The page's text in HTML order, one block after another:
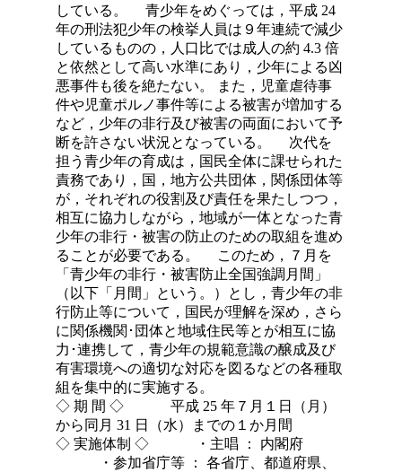
している。 青少年をめぐっては，平成 24
年の刑法犯少年の検挙人員は９年連続で減少
しているものの，人口比では成人の約 4.3 倍
と依然として高い水準にあり，少年による凶
悪事件も後を絶たない。 また，児童虐待事
件や児童ポルノ事件等による被害が増加する
など，少年の非行及び被害の両面において予
断を許さない状況となっている。 次代を
担う青少年の育成は，国民全体に課せられた
責務であり，国，地方公共団体，関係団体等
が，それぞれの役割及び責任を果たしつつ，
相互に協力しながら，地域が一体となった青
少年の非行・被害の防止のための取組を進め
ることが必要である。 このため，７月を
「青少年の非行・被害防止全国強調月間」
（以下「月間」という。）とし，青少年の非
行防止等について，国民が理解を深め，さら
に関係機関･団体と地域住民等とが相互に協
力･連携して，青少年の規範意識の醸成及び
有害環境への適切な対応を図るなどの各種取
組を集中的に実施する。
◇ 期 間 ◇ 平成 25 年７月１日（月）
から同月 31 日（水）までの１か月間
◇ 実施体制 ◇ ・主唱 ： 内閣府
・参加省庁等 ： 各省庁、都道府県、